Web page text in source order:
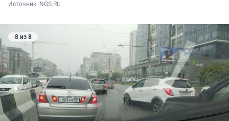
Источник: NGS.RU
8 из 8